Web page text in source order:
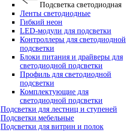
Подсветка светодиодная
Ленты светодиодные
Гибкий неон
LED-модули для подсветки
Контроллеры для светодиодной
подсветки
Блоки питания и драйверы для
светодиодной подсветки
Профиль для светодиодной
подсветки
Комплектующие для
светодиодной подсветки
Подсветки для лестниц и ступеней
Подсветки мебельные
Подсветки для витрин и полок